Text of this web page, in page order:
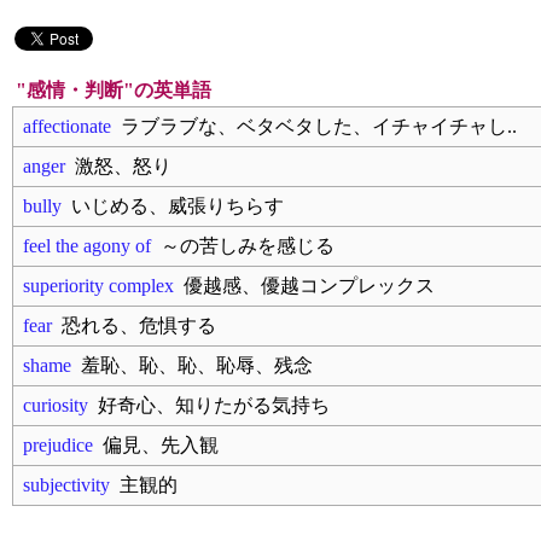
"感情・判断"の英単語
affectionate ラブラブな、ベタベタした、イチャイチャし..
anger激怒、怒り
bully いじめる、威張りちらす
feel the agony of～の苦しみを感じる
superiority complex 優越感、優越コンプレックス
fear恐れる、危惧する
shame 羞恥、恥、恥、恥辱、残念
curiosity 好奇心、知りたがる気持ち
prejudice 偏見、先入観
subjectivity 主観的